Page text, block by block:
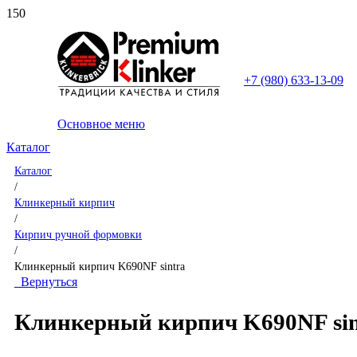
+7 (980) 633-13-09
Основное меню
Каталог
Каталог
/
Клинкерный кирпич
/
Кирпич ручной формовки
/
Клинкерный кирпич K690NF sintra
Вернуться
Клинкерный кирпич K690NF